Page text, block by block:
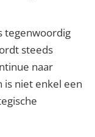
tegenwoordig
steeds
naar
is niet enkel een